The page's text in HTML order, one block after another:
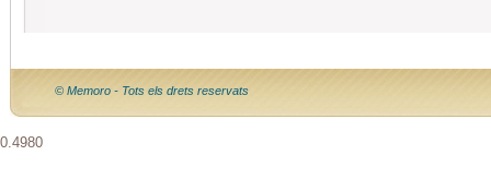
© Memoro - Tots els drets reservats
0.4980